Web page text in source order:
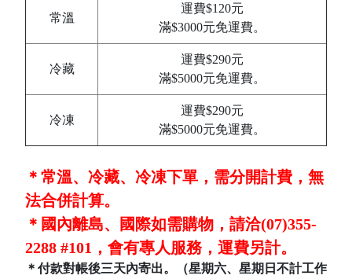
常溫
運費$120元
滿$3000元免運費。
冷藏
運費$290元
滿$5000元免運費。
冷凍
運費$290元
滿$5000元免運費。
＊常溫、冷藏、冷凍下單，需分開計費，無
法合併計算。
＊國內離島、國際如需購物，請洽(07)355-
2288 #101，會有專人服務，運費另計。
＊付款對帳後三天內寄出。（星期六、星期日不計工作